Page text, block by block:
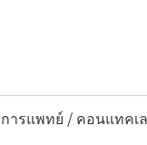
ารแพทย์ / คอนแทค